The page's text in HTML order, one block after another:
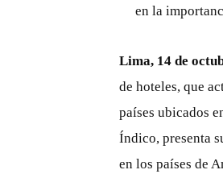
en la
Lima, 14 de
de hoteles, que
países ubicados
Índico, presenta
en los países de